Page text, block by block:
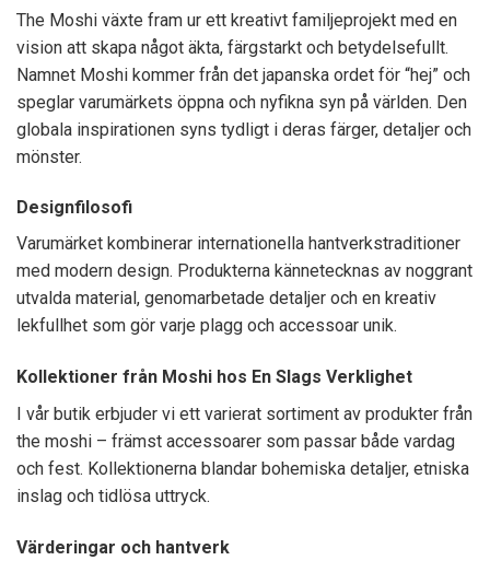
The Moshi växte fram ur ett kreativt familjeprojekt med en
vision att skapa något äkta, färgstarkt och betydelsefullt.
Namnet Moshi kommer från det japanska ordet för “hej” och
speglar varumärkets öppna och nyfikna syn på världen. Den
globala inspirationen syns tydligt i deras färger, detaljer och
mönster.
Designfilosofi
Varumärket kombinerar internationella hantverkstraditioner
med modern design. Produkterna kännetecknas av noggrant
utvalda material, genomarbetade detaljer och en kreativ
lekfullhet som gör varje plagg och accessoar unik.
Kollektioner från Moshi hos En Slags Verklighet
I vår butik erbjuder vi ett varierat sortiment av produkter från
the moshi – främst accessoarer som passar både vardag
och fest. Kollektionerna blandar bohemiska detaljer, etniska
inslag och tidlösa uttryck.
Värderingar och hantverk